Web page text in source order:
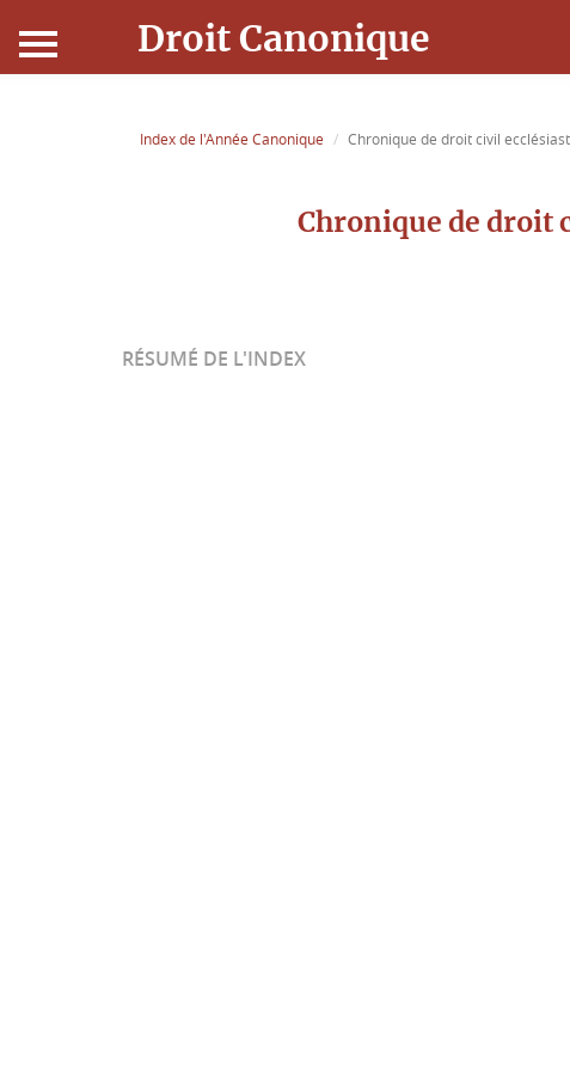
Droit Canonique
Connexion
Index de l'Année Canonique Chronique de droit civil
Chronique de droit
RÉSUMÉ DE L'INDEX